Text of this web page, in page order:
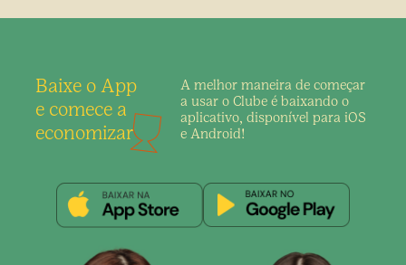
Baixe o App
e comece a
economizar
A melhor maneira de começar
a usar o Clube é baixando o
aplicativo, disponível para iOS
e Android!